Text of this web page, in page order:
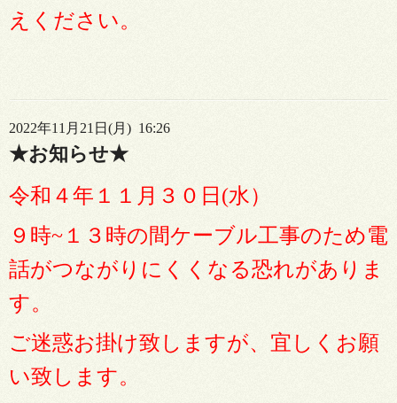
えください。
2022年11月21日(月) 16:26
★お知らせ★
令和４年１１月３０日(水）
９時~１３時の間ケーブル工事のため電
話がつながりにくくなる恐れがありま
す。
ご迷惑お掛け致しますが、宜しくお願
い致します。